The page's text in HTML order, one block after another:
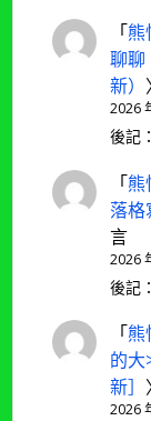
「熊
聊聊
新）
2026
後記
「熊
落格
言
2026
後記
「熊
的
新］
2026